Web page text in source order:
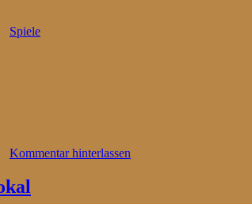
Spiele
Kommentar hinterlassen